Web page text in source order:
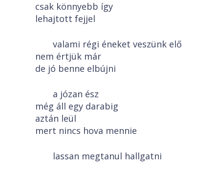
csak könnyebb így
lehajtott fejjel
valami régi éneket veszünk elő
nem értjük már
de jó benne elbújni
a józan ész
még áll egy darabig
aztán leül
mert nincs hova mennie
lassan megtanul hallgatni